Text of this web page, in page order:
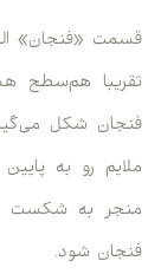
تقریبا
فنجان شکل
ملایم رو به
منجر به شکست
فنجان شود.